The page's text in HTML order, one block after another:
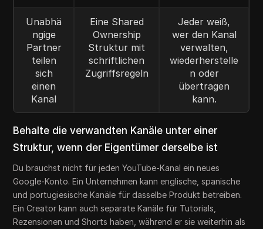
Unabhä
ngige
Partner
teilen
sich
einen
Kanal
Eine Shared
Ownership
Struktur mit
schriftlichen
Zugriffsregeln
Jeder weiß,
wer den Kanal
verwalten,
wiederherstelle
n oder
übertragen
kann.
Behalte die verwandten Kanäle unter einer
Struktur, wenn der Eigentümer derselbe ist
Du brauchst nicht für jeden YouTube-Kanal ein neues
Google-Konto. Ein Unternehmen kann englische, spanische
und portugiesische Kanäle für dasselbe Produkt betreiben.
Ein Creator kann auch separate Kanäle für Tutorials,
Rezensionen und Shorts haben, während er sie weiterhin als